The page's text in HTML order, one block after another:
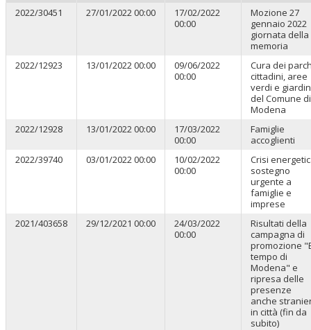
2022/30451 27/01/2022 00:00
17/02/2022
00:00
Mozione 27
gennaio 2022
giornata della
memoria
2022/12923
13/01/2022 00:00
09/06/2022
00:00
Cura dei
cittadini, aree
verdi e
del Comune di
Modena
2022/12928
13/01/2022 00:00
17/03/2022
00:00
Famiglie
accoglienti
2022/39740
03/01/2022 00:00
10/02/2022
00:00
Crisi
sostegno
urgente a
famiglie e
imprese
2021/403658
29/12/2021 00:00
24/03/2022
00:00
Risultati della
campagna di
promozione
tempo di
Modena" e
ripresa delle
presenze
anche
in città (fin da
subito)